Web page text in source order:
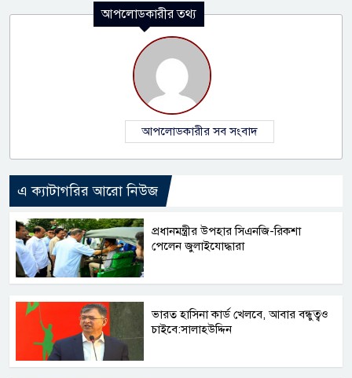
আপলোডকারীর তথ্য
আপলোডকারীর সব সংবাদ
এ ক্যাটাগরির আরো নিউজ
প্রধানমন্ত্রীর উপহার সিএনজি-রিকশা
পেলেন জুলাইযোদ্ধারা
ভারত হাসিনা কার্ড খেলবে, আবার বন্ধুত্বও
চাইবে:সালাহউদ্দিন